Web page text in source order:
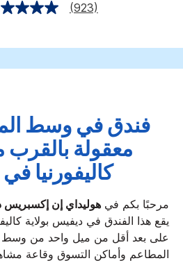
(923)
فندق في وسط
معقولة
كاليفورنيا
مرحبًا بكم في هوليداي إن
على بعد أقل من ميل واحد من وسط
المطاعم وأماكن التسوق وقاعة